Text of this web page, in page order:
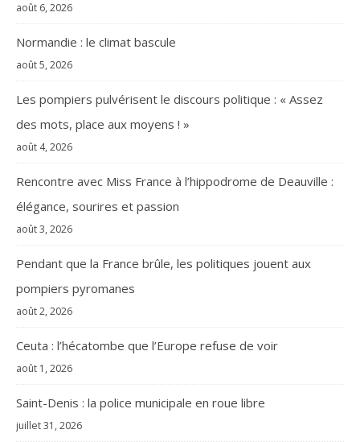
août 6, 2026
Normandie : le climat bascule
août 5, 2026
Les pompiers pulvérisent le discours politique : « Assez
des mots, place aux moyens ! »
août 4, 2026
Rencontre avec Miss France à l’hippodrome de Deauville :
élégance, sourires et passion
août 3, 2026
Pendant que la France brûle, les politiques jouent aux
pompiers pyromanes
août 2, 2026
Ceuta : l’hécatombe que l’Europe refuse de voir
août 1, 2026
Saint-Denis : la police municipale en roue libre
juillet 31, 2026